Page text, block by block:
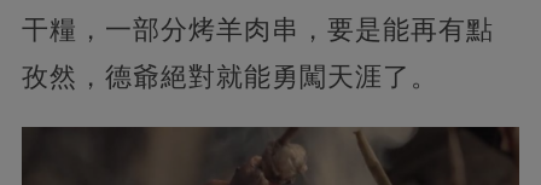
干糧，一部分烤羊肉串，要是能再有點
孜然，德爺絕對就能勇闖天涯了。